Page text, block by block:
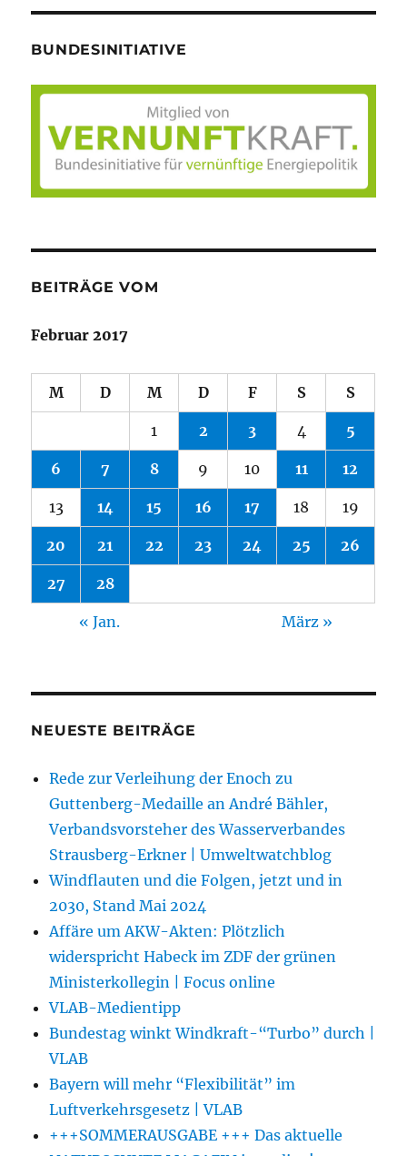
BUNDESINITIATIVE
BEITRÄGE VOM
Februar 2017
M D M D F S S
1 2 3 4 5
6 7 8 9 10 11 12
13 14 15 16 17 18 19
20 21 22 23 24 25 26
27 28
« Jan. März »
NEUESTE BEITRÄGE
Rede zur Verleihung der Enoch zu
Guttenberg-Medaille an André Bähler,
Verbandsvorsteher des Wasserverbandes
Strausberg-Erkner | Umweltwatchblog
Windflauten und die Folgen, jetzt und in
2030, Stand Mai 2024
Affäre um AKW-Akten: Plötzlich
widerspricht Habeck im ZDF der grünen
Ministerkollegin | Focus online
VLAB-Medientipp
Bundestag winkt Windkraft-“Turbo” durch |
VLAB
Bayern will mehr “Flexibilität” im
Luftverkehrsgesetz | VLAB
+++SOMMERAUSGABE +++ Das aktuelle